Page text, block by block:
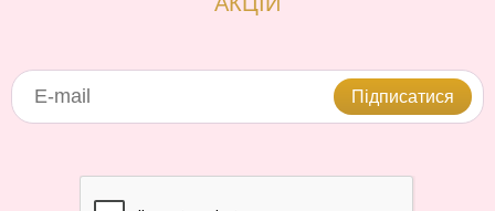
Підписатися